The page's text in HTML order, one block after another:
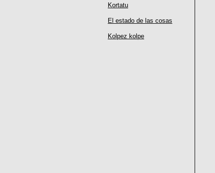
Kortatu
El estado de las cosas
Kolpez kolpe